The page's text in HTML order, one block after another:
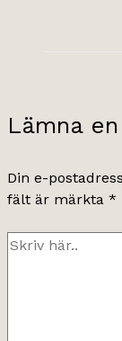
Lämna
Din e-
fält är märkta *
Skriv